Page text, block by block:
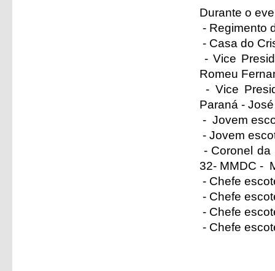
Durante o
- Regimento
- Casa do
- Vice
Romeu
- Vice
Paraná -
- Jovem
- Jovem
- Coronel da
32- MMDC -
- Chefe
- Chefe
- Chefe
- Chefe